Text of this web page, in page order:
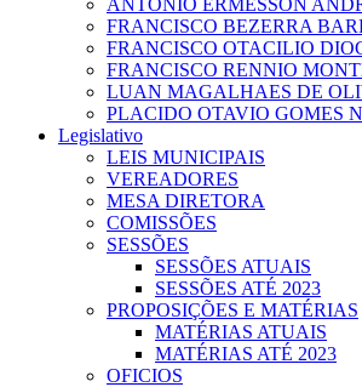
ANTONIO ERMESSON
FRANCISCO BEZERRA
FRANCISCO OTACILIO
FRANCISCO RENNIO
LUAN MAGALHAES DE
PLACIDO OTAVIO GOMES
Legislativo
LEIS MUNICIPAIS
VEREADORES
MESA DIRETORA
COMISSÕES
SESSÕES
SESSÕES ATUAIS
SESSÕES ATÉ 2023
PROPOSIÇÕES E MATÉRIAS
MATÉRIAS ATUAIS
MATÉRIAS ATÉ 2023
OFICIOS